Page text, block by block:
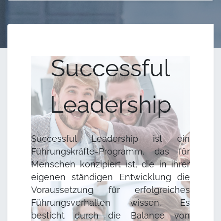
Successful
Leadership
Successful Leadership ist ein
Führungskräfte-Programm, das für
Menschen konzipiert ist, die in ihrer
eigenen ständigen Entwicklung die
Voraussetzung für erfolgreiches
Führungsverhalten wissen. Es
besticht durch die Balance von